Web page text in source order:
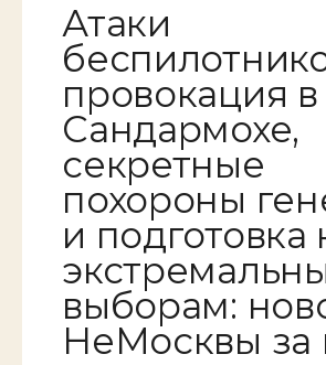
Атаки
провокация в
Сандармохе,
секретные
похороны
и подготовка
выборам:
НеМосквы за